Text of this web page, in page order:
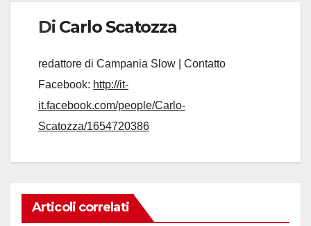
Di Carlo Scatozza
redattore di Campania Slow | Contatto
Facebook: http://it-
it.facebook.com/people/Carlo-
Scatozza/1654720386
Articoli correlati